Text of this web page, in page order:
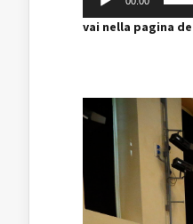
vai nella pagina